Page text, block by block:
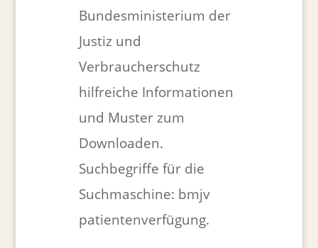
Bundesministerium der
Justiz und
Verbraucherschutz
hilfreiche Informationen
und Muster zum
Downloaden.
Suchbegriffe für die
Suchmaschine: bmjv
patientenverfügung.